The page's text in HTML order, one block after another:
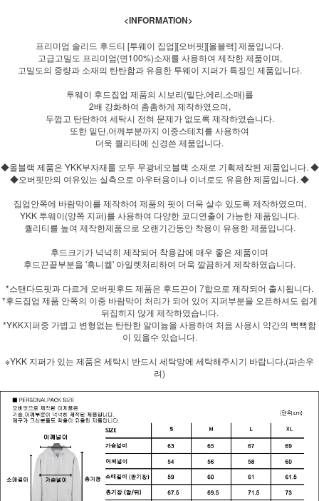
<INFORMATION>
프리미엄 솔리드 후드티 [투웨이 집업][오버핏][올블랙] 제품입니다.
고급고밀도 프리미엄(면100%)소재를 사용하여 제작한 제품이며,
고밀도의 중량과 소재의 탄탄함과 유용한 투웨이 지퍼가 특징인 제품입니다.
투웨이 후드집업 제품의 시보리(밑단,에리,소매)를
2배 강화하여 촘촘하게 제작하였으며,
두껍고 탄탄하여 세탁시 전혀 문제가 없도록 제작하였습니다.
또한 밑단,어께부분까지 이중스테치를 사용하여
더욱 퀄리티에 신경쓴 제품입니다.
◆올블랙 제품은 YKK부자재를 모두 무광네오블랙 소재로 기획제작된 제품입니다. ◆
◆오버핏만의 여유있는 실측으로 아우터용이나 이너로도 유용한 제품입니다. ◆
집업안쪽에 바람막이를 제작하여 제품의 핏이 더욱 살수 있도록 제작하였으며,
YKK 투웨이(양쪽 지퍼)를 사용하여 다양한 코디연출이 가능한 제품입니다.
퀄리티를 높여 제작한제품으로 오랜기간동안 착용이 유용한 제품입니다.
후드크기가 넉넉히 제작되어 착용감에 매우 좋은 제품이며
후드끈끝부분을 '흑니켈' 아일렛처리하여 더욱 깔끔하게 제작하였습니다.
*스탠다드핏과 다르게 오버핏후드 제품은 후드끈이 7합으로 제작되어 출시됩니다.
*후드집업 제품 안쪽의 이중 바람막이 처리가 되어 있어 지퍼부분을 오픈하셔도 쉽게
뒤집히지 않게 제작하였습니다.
*YKK지퍼중 가볍고 변형없는 탄탄한 알미늄을 사용하여 처음 사용시 약간의 뻑뻑함
이 있을수 있습니다.
※YKK 지퍼가 있는 제품은 세탁시 반드시 세탁망에 세탁해주시기 바랍니다.(파손우
려)